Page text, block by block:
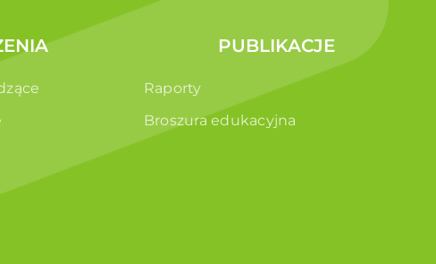
PUBLIKACJE
Raporty
Broszura edukacyjna